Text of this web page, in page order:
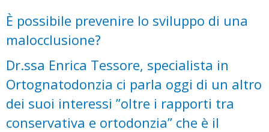
È possibile prevenire lo sviluppo di una
malocclusione?
Dr.ssa Enrica Tessore, specialista in
Ortognatodonzia ci parla oggi di un altro
dei suoi interessi ”oltre i rapporti tra
conservativa e ortodonzia” che è il